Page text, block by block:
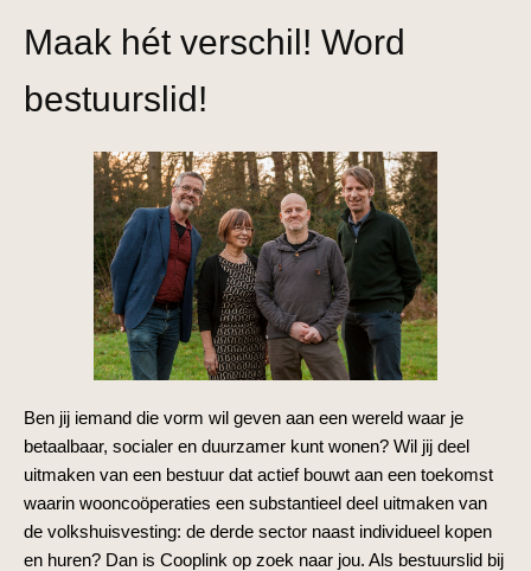
Maak hét verschil! Word
bestuurslid!
Ben jij iemand die vorm wil geven aan een wereld waar je
betaalbaar, socialer en duurzamer kunt wonen? Wil jij deel
uitmaken van een bestuur dat actief bouwt aan een toekomst
waarin wooncoöperaties een substantieel deel uitmaken van
de volkshuisvesting: de derde sector naast individueel kopen
en huren? Dan is Cooplink op zoek naar jou. Als bestuurslid bij